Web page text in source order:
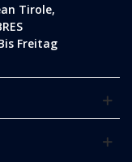
Tirole,
Freitag